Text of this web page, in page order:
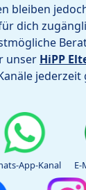
bleiben
dich
unser HiPP
jederzeit
App-Kanal E-